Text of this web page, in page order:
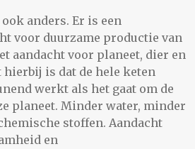
anders. Er is een
voor duurzame productie van
aandacht voor planeet, dier en
is dat de hele keten
werkt als het gaat om de
planeet. Minder water, minder
stoffen. Aandacht
en